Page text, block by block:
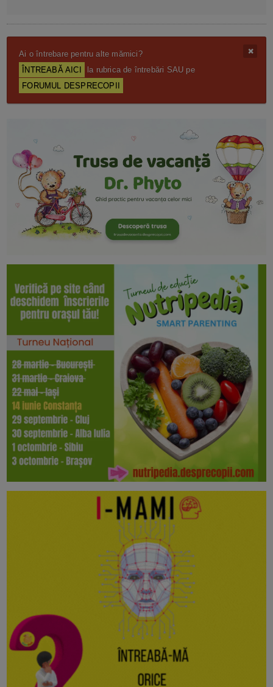
Ai o întrebare pentru alte mămici?
ÎNTREABĂ AICI
la rubrica de întrebări SAU pe
FORUMUL DESPRECOPII